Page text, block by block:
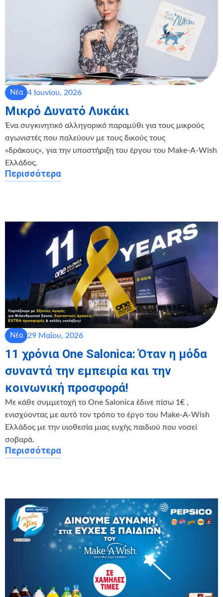
Νέα 4 Ιουνίου, 2026
Μικρό Δυνατό Λυκάκι
Ένα συγκινητικό αλληγορικό παραμύθι για τους μικρούς
αγωνιστές που παλεύουν με τους δικούς τους
«δράκους», για την υποστήριξη του έργου του Make-A-Wish
Ελλάδος.
Περισσότερα
Νέα 29 Μαΐου, 2026
11 χρόνια One Salonica: Όταν η μόδα
συναντά την εμπειρία και την
κοινωνική προσφορά!
Με κάθε συμμετοχή το One Salonica έδινε πίσω 1€ ,
ενισχύοντας με αυτό τον τρόπο το έργο του Make-A-Wish
Ελλάδος με την υιοθεσία μιας ευχής παιδιού που νοσεί
σοβαρά.
Περισσότερα